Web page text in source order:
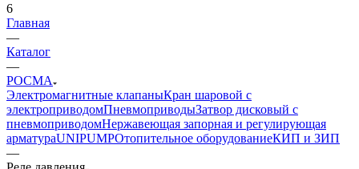
6
Главная
—
Каталог
—
РОСМА
Электромагнитные клапаныКран шаровой с
электроприводомПневмоприводыЗатвор дисковый с
пневмоприводомНержавеющая запорная и регулирующая
арматураUNIPUMPОтопительное оборудованиеКИП и ЗИП
—